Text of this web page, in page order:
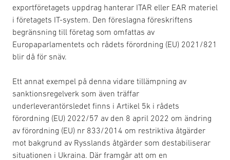
exportföretagets uppdrag hanterar ITAR eller EAR materiel
i företagets IT-system. Den föreslagna föreskriftens
begränsning till företag som omfattas av
Europaparlamentets och rådets förordning (EU) 2021/821
blir då för snäv.
Ett annat exempel på denna vidare tillämpning av
sanktionsregelverk som även träffar
underleverantörsledet finns i Artikel 5k i rådets
förordning (EU) 2022/57 av den 8 april 2022 om ändring
av förordning (EU) nr 833/2014 om restriktiva åtgärder
mot bakgrund av Rysslands åtgärder som destabiliserar
situationen i Ukraina. Där framgår att om en